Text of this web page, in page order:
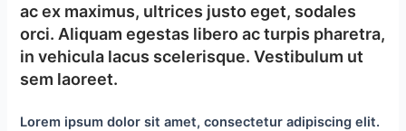
ac ex maximus, ultrices justo eget, sodales
orci. Aliquam egestas libero ac turpis pharetra,
in vehicula lacus scelerisque. Vestibulum ut
sem laoreet.
Lorem ipsum dolor sit amet, consectetur adipiscing elit.